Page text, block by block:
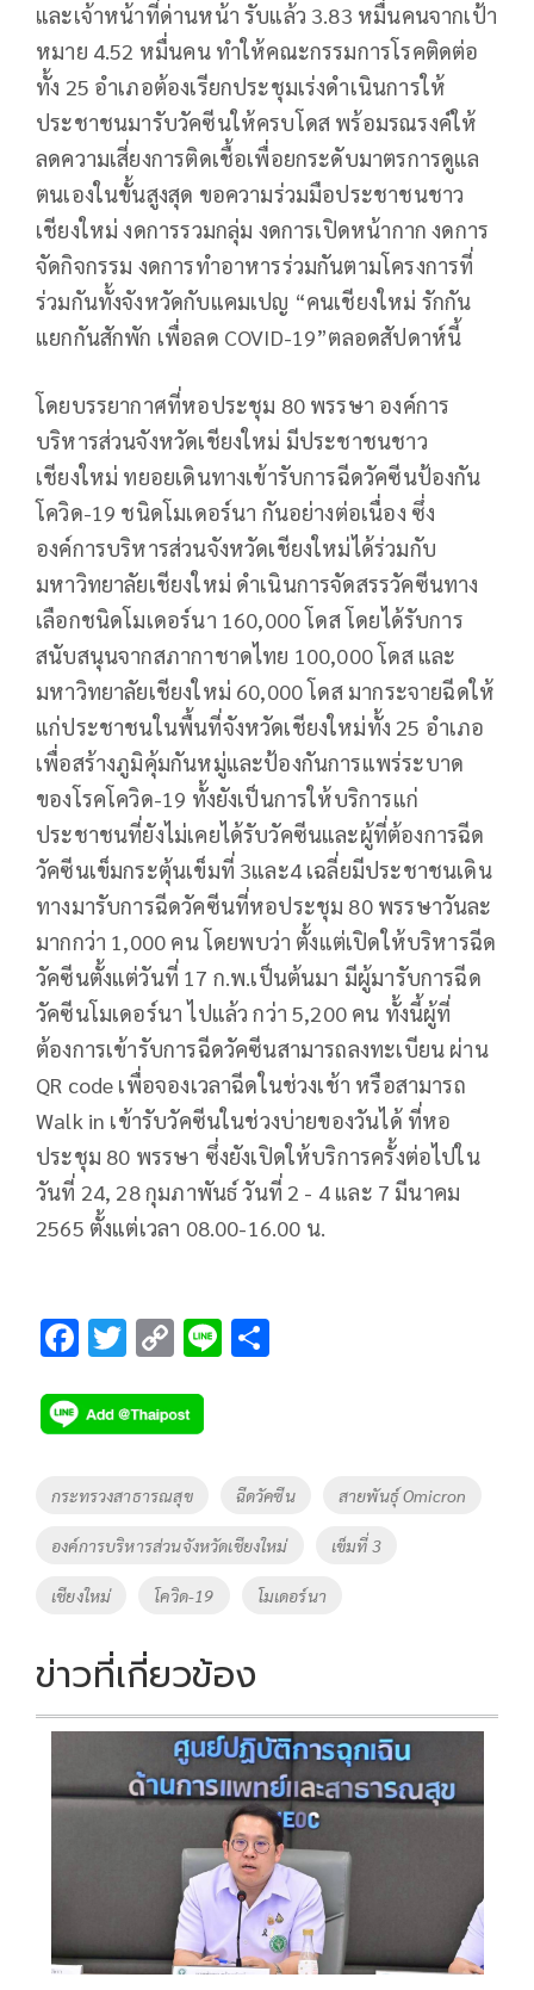
และเจ้าหน้าที่​ด่านหน้า รับแล้ว 3.83 หมื่นคนจากเป้า
หมาย​ 4.52 หมื่นคน​ ทำให้คณะกรรมการ​โรคติดต่อ​
ทั้ง​ 25​ อำเภอต้องเรียกประชุมเร่งดำเนินการให้
ประชาชนมารับวัคซีน​ให้ครบโดส​ พร้อมรณรงค์​ให้
ลดความเสี่ยงการติดเชื้อเพื่อยกระดับมาตรการ​ดูแล
ตนเองในขั้นสูงสุด​ ขอความร่วมมือประชาชนชาว
เชียงใหม่ งดการรวมกลุ่ม งดการเปิดหน้ากาก งดการ
จัดกิจกรรม งดการทำอาหารร่วมกัน​​ตามโครงการที่
ร่วมกันทั้งจังหวัด​กับแคมเปญ “คนเชียงใหม่ รักกัน
แยกกันสักพัก เพื่อลด COVID-19”ตลอดสัปดาห์​นี้
โดยบรรยากาศ​ที่หอประชุม 80 พรรษา องค์การ
บริหารส่วนจังหวัดเชียงใหม่ มีประชาชนชาว
เชียงใหม่ ทยอยเดินทางเข้ารับการฉีดวัคซีนป้องกัน
โควิด-19 ชนิดโมเดอร์นา กันอย่างต่อเนื่อง ซึ่ง
องค์การบริหารส่วนจังหวัดเชียงใหม่ได้ร่วมกับ
มหาวิทยาลัยเชียงใหม่ ดำเนินการจัดสรรวัคซีนทาง
เลือกชนิดโมเดอร์นา 160,000 โดส โดยได้รับการ
สนับสนุนจากสภากาชาดไทย 100,000 โดส และ
มหาวิทยาลัยเชียงใหม่ 60,000 โดส มากระจายฉีดให้
แก่ประชาชนในพื้นที่จังหวัดเชียงใหม่ทั้ง 25 อำเภอ
เพื่อสร้างภูมิคุ้มกันหมู่และป้องกันการแพร่ระบาด
ของโรคโควิด-19 ทั้งยังเป็นการให้บริการแก่
ประชาชนที่ยังไม่เคยได้รับวัคซีนและผู้ที่ต้องการฉีด
วัคซีนเข็มกระตุ้นเข็มที่​ 3และ4​ เฉลี่ย​มีประชาชนเดิน
ทางมารับการฉีดวัคซีนที่หอประชุม 80 พรรษาวันละ
มากกว่า 1,000 คน โดยพบว่า ตั้งแต่เปิดให้บริหารฉีด
วัคซีนตั้งแต่วันที่ 17 ก.พ.เป็นต้นมา มีผู้มารับการฉีด
วัคซีนโมเดอร์นา ไปแล้ว กว่า 5,200 คน ทั้งนี้ผู้ที่
ต้องการเข้ารับการฉีดวัคซีนสามารถลงทะเบียน ผ่าน
QR code เพื่อจองเวลาฉีดในช่วงเช้า หรือสามารถ
Walk in เข้ารับวัคซีนในช่วงบ่ายของวันได้ ที่หอ
ประชุม 80 พรรษา ซึ่งยังเปิดให้บริการครั้งต่อไปใน
วันที่ 24, 28 กุมภาพันธ์ วันที่ 2 - 4 และ 7 มีนาคม
2565 ตั้งแต่เวลา 08.00-16.00 น.
F
e
b
o
o
k
T
tt
er
C
p
y
Li
n
k
Li
Tags
กระทรวงสาธารณสุข ฉีดวัคซีน สายพันธุ์​ Omicron
องค์การบริหารส่วนจังหวัดเชียงใหม่ เข็มที่ 3
เชียงใหม่ โควิด-19 โมเดอร์นา
ข่าวที่เกี่ยวข้อง